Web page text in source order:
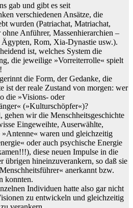
gab und gibt es seit
verschiedenen Ansätze, die
wurden (Patriachat, Matriachat,
ohne Anführer, Massenhierarchien –
Rom, Xia-Dynastie usw.).
ist, welches System die
die jeweilige »Vorreiterrolle« spielt
die Form, der Gedanke, die
ist der reale Zustand von morgen: wer
die »Visions- oder
(»Kulturschöpfer«)?
gehen wir die Menschheitsgeschichte
Eingeweihte, Auserwählte,
waren und gleichzeitig
oder auch psychische Energie
diese neuen Impulse in die
übrigen hineinzuverankern, so daß sie
anerkannt bzw.
konnten.
Individuen hatte also gar nicht
zu entwickeln und gleichzeitig